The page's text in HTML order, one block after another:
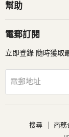
們
幫助
電郵訂閱
立即登錄 隨時獲取
電郵地址
搜尋 商務